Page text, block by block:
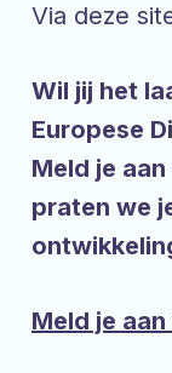
Via deze
Wil jij het
Europese
Meld je
praten we
Meld je